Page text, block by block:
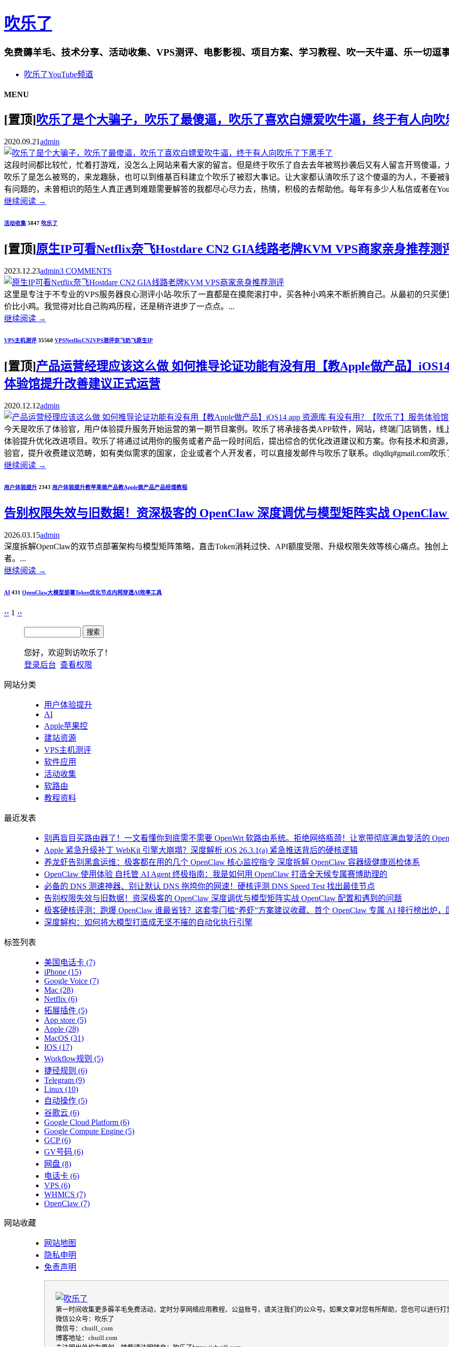
吹乐了
免费薅羊毛、技术分享、活动收集、VPS测评、电影影视、项目方案、学习教程、吹一天牛逼、乐一切逗事
吹乐了YouTube频道
MENU
[置顶]吹乐了是个大骗子，吹乐了最傻逼，吹乐了喜欢白嫖爱吹牛逼，终于有人向吹
2020.09.21admin
这段时间都比较忙，忙着打游戏，没怎么上网站来看大家的留言。但是终于吹乐了自去去年被骂抄袭后又有人留言开骂傻逼
吹乐了是怎么被骂的，来龙趣脉，也可以到维基百科建立个吹乐了被怼大事记。让大家都认清吹乐了这个傻逼的为人，不要
有问题的，未曾相识的陌生人真正遇到难题需要解答的我都尽心尽力去，热情，积极的去帮助他。每年有多少人私信或者在
继续阅读 →
活动收集 5847 吹乐了
[置顶]原生IP可看Netflix奈飞Hostdare CN2 GIA线路老牌KVM VPS商家亲身推荐测
2023.12.23admin3 COMMENTS
这里是专注于不专业的VPS服务器良心测评小站-吹乐了一直都是在摸爬滚打中，买各种小鸡来不断折腾自己。从最初的只买
价比小鸡。我觉得对比自己购鸡历程，还是稍许进步了一点点。...
继续阅读 →
VPS主机测评 35560 VPSNetflixCN2VPS测评奈飞奶飞原生IP
[置顶]产品运营经理应该这么做 如何推导论证功能有没有用【教Apple做产品】
体验馆提升改善建议正式运营
2020.12.12admin
今天是吹乐了体验官，用户体验提升服务开始运营的第一期节目案例。吹乐了将承接各类APP软件，网站，终端门店销售，
体验提升优化改进项目。吹乐了将通过试用你的服务或者产品一段时间后，提出综合的优化改进建议和方案。你有技术和资
验官，提升收费建议范畴，如有类似需求的国家，企业或者个人开发者，可以直接发邮件与吹乐了联系。dlqdlq#gmail.com吹乐
继续阅读 →
用户体验提升 2343 用户体验提升教苹果做产品教Apple做产品产品经理教程
告别权限失效与旧数据！资深极客的 OpenClaw 深度调优与模型矩阵实战
2026.03.15admin
深度拆解OpenClaw的双节点部署架构与模型矩阵策略，直击Token消耗过快、API额度受限、升级权限失效等核心痛点。独
者。...
继续阅读 →
AI 431 OpenClaw大模型部署Token优化节点内网穿透AI效率工具
‹‹ 1 ››
您好，欢迎到访吹乐了！
登录后台 查看权限
网站分类
用户体验提升
AI
Apple苹果控
建站资源
VPS主机测评
软件应用
活动收集
软路由
教程资料
最近发表
别再盲目买路由器了！一文看懂你到底需不需要 OpenWrt 软路由系统。拒绝网络瓶颈！让宽带彻底满血复活的
Apple 紧急升级补丁 WebKit 引擎大崩塌？深度解析 iOS 26.3.1(a) 紧急推送背后的硬核逻辑
养龙虾告别黑盒运维：极客都在用的几个 OpenClaw 核心监控指令 深度拆解 OpenClaw 容器级健康巡检体系
OpenClaw 使用体验 自托管 AI Agent 终极指南：我是如何用 OpenClaw 打造全天候专属赛博助理的
必备的 DNS 测速神器、别让默认 DNS 拖垮你的网速！硬核评测 DNS Speed Test 找出最佳节点
告别权限失效与旧数据！资深极客的 OpenClaw 深度调优与模型矩阵实战 OpenClaw 配置和遇到的问题
极客硬核评测：跑爆 OpenClaw 谁最省钱？这套零门槛“养虾”方案建议收藏、首个 OpenClaw 专属 AI 排行榜出炉
深度解构：如何将大模型打造成无坚不摧的自动化执行引擎
标签列表
美国电话卡 (7)
iPhone (15)
Google Voice (7)
Mac (28)
Netflix (6)
拓展插件 (5)
App store (5)
Apple (28)
MacOS (31)
IOS (17)
Workflow规则 (5)
捷径规则 (6)
Telegram (9)
Linux (10)
自动操作 (5)
谷歌云 (6)
Google Cloud Platform (6)
Google Compute Engine (5)
GCP(6)
GV号码 (6)
网盘 (8)
电话卡 (6)
VPS (6)
WHMCS (7)
OpenClaw (7)
网站收藏
网站地图
隐私申明
免责声明
第一时间收集更多薅羊毛免费活动，定时分享网络应用教程、公益账号，请关注我们的公众号。如果文章对您有所帮助，您也可以进行
微信公众号：吹乐了
微信号：chuill_com
博客地址：chuill.com